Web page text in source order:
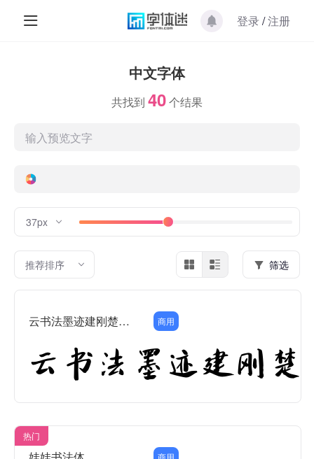
登录 /注册
中文字体
共找到 40个结果
推荐排序
37px
筛选
云书法墨迹建刚楚楷简 商用
热门
商用